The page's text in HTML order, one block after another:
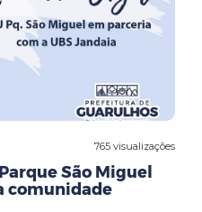
765 visualizações
São Miguel
comunidade